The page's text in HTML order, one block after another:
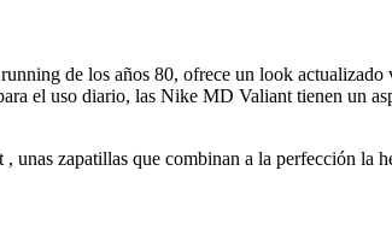
de los años 80, ofrece un look actualizado
el uso diario, las Nike MD Valiant tienen un
unas zapatillas que combinan a la perfección la